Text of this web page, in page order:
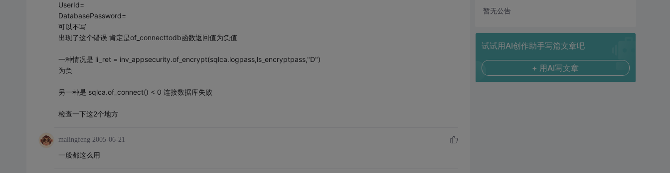
UserId=
DatabasePassword=
可以不写
出现了这个错误 肯定是of_connecttodb函数返回值为负值
一种情况是 li_ret = inv_appsecurity.of_encrypt(sqlca.logpass,ls_encryptpass,"D")
为负
另一种是 sqlca.of_connect() < 0 连接数据库失败
检查一下这2个地方
malingfeng 2005-06-21
一般都这么用
暂无公告
试试用AI创作助手写篇文章吧
+ 用AI写文章